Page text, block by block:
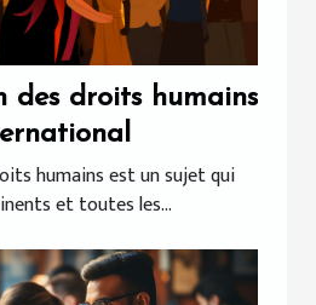
des droits humains
humains est un sujet qui
et toutes les...